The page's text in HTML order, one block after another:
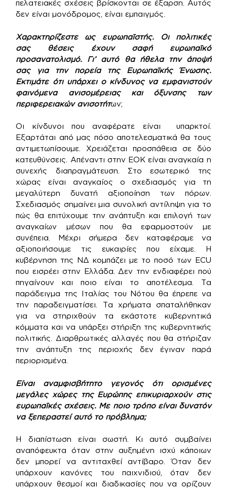
πελατειακές σχέσεις βρίσκονται σε έξαρση. Αυτός
δεν είναι μονόδρομος, είναι εμπαιγμός.
Χαρακτηρίζεστε ως ευρωπαϊστής. Οι πολιτικές
σας θέσεις έχουν σαφή ευρωπαϊκό
προσανατολισμό. Γι’ αυτό θα ήθελα την άποψή
σας για την πορεία της Ευρωπαϊκής Ένωσης.
Εκτιμάτε ότι υπάρχει ο κίνδυνος να εμφανιστούν
φαινόμενα ανισομέρειας και όξυνσης των
περιφερειακών ανισοτήτων;
Οι κίνδυνοι που αναφέρατε είναι υπαρκτοί.
Εξαρτάται από μας πόσο αποτελεσματικά θα τους
αντιμετωπίσουμε. Χρειάζεται προσπάθεια σε δύο
κατευθύνσεις. Απέναντι στην ΕΟΚ είναι αναγκαία η
συνεχής διαπραγμάτευση. Στο εσωτερικό της
χώρας είναι αναγκαίος ο σχεδιασμός για τη
μεγαλύτερη δυνατή αξιοποίηση των πόρων.
Σχεδιασμός σημαίνει μια συνολική αντίληψη για το
πώς θα επιτύχουμε την ανάπτυξη και επιλογή των
αναγκαίων μέσων που θα εφαρμοστούν με
συνέπεια. Μέχρι σήμερα δεν καταφέραμε να
αξιοποιήσουμε τις ευκαιρίες που είχαμε. Η
κυβέρνηση της ΝΔ κομπάζει με το ποσό των ECU
που εισρέει στην Ελλάδα. Δεν την ενδιαφέρει πού
πηγαίνουν και ποιο είναι το αποτέλεσμα. Τα
παράδειγμα της Ιταλίας του Νότου θα έπρεπε να
την παραδειγματίσει. Τα χρήματα σπαταλήθηκαν
για να στηριχθούν τα εκάστοτε κυβερνητικά
κόμματα και να υπάρξει στήριξη της κυβερνητικής
πολιτικής. Διαρθρωτικές αλλαγές που θα στήριζαν
την ανάπτυξη της περιοχής δεν έγιναν παρά
περιορισμένα.
Είναι αναμφισβήτητο γεγονός ότι ορισμένες
μεγάλες χώρες της Ευρώπης επικυριαρχούν στις
ευρωπαϊκές σχέσεις. Με ποιο τρόπο είναι δυνατόν
να ξεπεραστεί αυτό το πρόβλημα;
Η διαπίστωση είναι σωστή. Κι αυτό συμβαίνει
αναπόφευκτα όταν στην αυξημένη ισχύ κάποιων
δεν μπορεί να αντιταχθεί αντίβαρο. Όταν δεν
υπάρχουν κανόνες του παιχνιδιού, όταν δεν
υπάρχουν θεσμοί και διαδικασίες που να ορίζουν